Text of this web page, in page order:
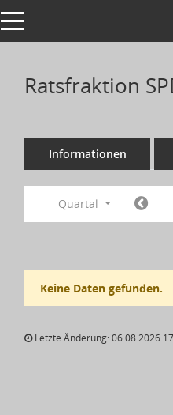
Toggle navigation
Ratsfraktion
Informationen
Quartal
Keine Daten gefunden.
Letzte Änderung: 06.08.2026